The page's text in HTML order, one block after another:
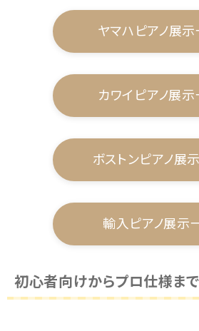
ヤマハピアノ展
カワイピアノ展
ボストンピアノ展
輸入ピアノ展示
初心者向けからプロ仕様ま